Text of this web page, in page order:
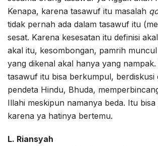
Kenapa, karena tasawuf itu masalah
tidak pernah ada dalam tasawuf itu
sesat. Karena kesesatan itu definisi
akal itu, kesombongan, pamrih
yang dikenal akal hanya yang nampak.
tasawuf itu bisa berkumpul, berdiskusi
pendeta Hindu, Bhuda,
Illahi meskipun namanya beda. Itu
karena ya hatinya bertemu.
L. Riansyah